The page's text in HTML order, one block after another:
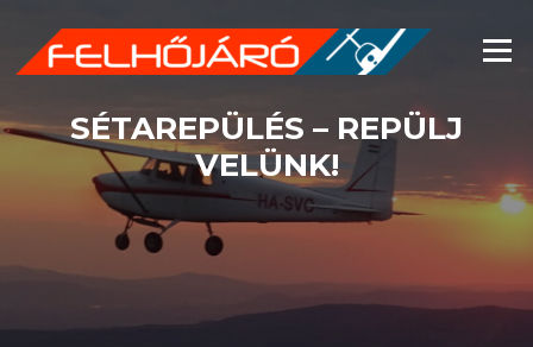
tartalomra
Menü
SÉTAREPÜLÉS – REPÜLJ
VELÜNK!